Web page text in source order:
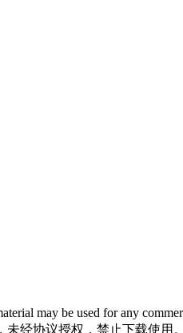
may be used for any
经协议授权，禁止下载使用